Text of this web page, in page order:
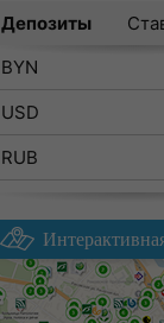
Депозиты
BYN
USD
RUB